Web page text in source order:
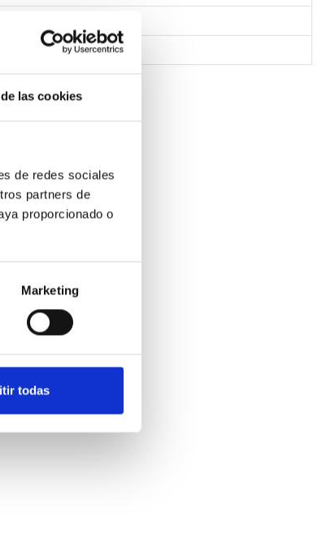
las cookies
de redes sociales
partners de
proporcionado o
Marketing
todas